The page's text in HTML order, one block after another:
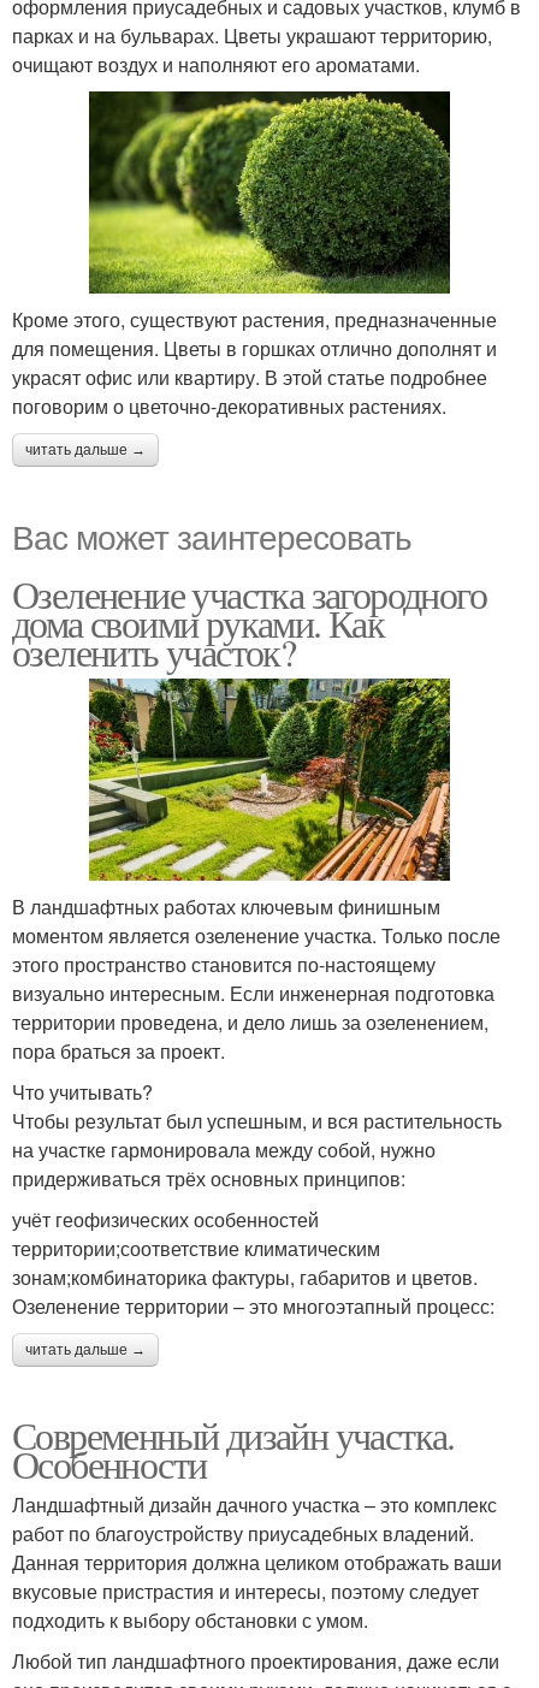
оформления приусадебных и садовых участков, клумб в
парках и на бульварах. Цветы украшают территорию,
очищают воздух и наполняют его ароматами.
Кроме этого, существуют растения, предназначенные
для помещения. Цветы в горшках отлично дополнят и
украсят офис или квартиру. В этой статье подробнее
поговорим о цветочно-декоративных растениях.
читать дальше →
Вас может заинтересовать
Озеленение участка загородного
дома своими руками. Как
озеленить участок?
В ландшафтных работах ключевым финишным
моментом является озеленение участка. Только после
этого пространство становится по-настоящему
визуально интересным. Если инженерная подготовка
территории проведена, и дело лишь за озеленением,
пора браться за проект.
Что учитывать?
Чтобы результат был успешным, и вся растительность
на участке гармонировала между собой, нужно
придерживаться трёх основных принципов:
учёт геофизических особенностей
территории;соответствие климатическим
зонам;комбинаторика фактуры, габаритов и цветов.
Озеленение территории – это многоэтапный процесс:
читать дальше →
Современный дизайн участка.
Особенности
Ландшафтный дизайн дачного участка – это комплекс
работ по благоустройству приусадебных владений.
Данная территория должна целиком отображать ваши
вкусовые пристрастия и интересы, поэтому следует
подходить к выбору обстановки с умом.
Любой тип ландшафтного проектирования, даже если